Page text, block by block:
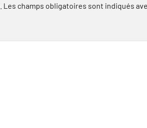
Les champs obligatoires sont indiqués